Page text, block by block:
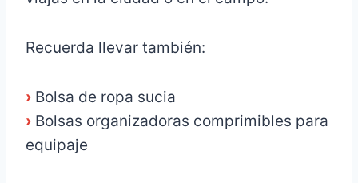
Recuerda llevar también:
› Bolsa de ropa sucia
› Bolsas organizadoras comprimibles para
equipaje